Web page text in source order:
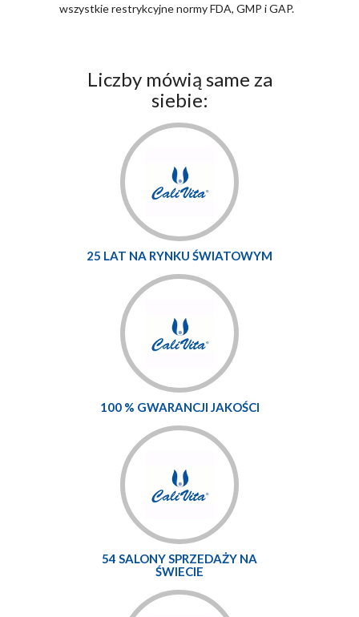
wszystkie restrykcyjne normy FDA, GMP i GAP.
Liczby mówią same za
siebie:
25 LAT NA RYNKU ŚWIATOWYM
100 % GWARANCJI JAKOŚCI
54 SALONY SPRZEDAŻY NA
ŚWIECIE